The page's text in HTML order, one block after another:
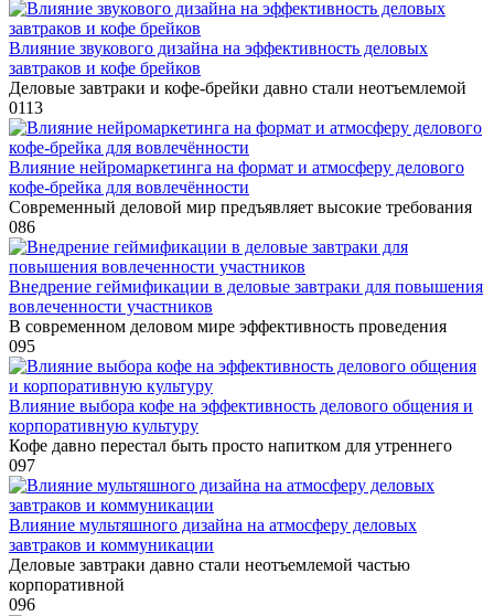
Влияние звукового дизайна на эффективность деловых
завтраков и кофе брейков
Деловые завтраки и кофе-брейки давно стали неотъемлемой
0113
Влияние нейромаркетинга на формат и атмосферу делового
кофе-брейка для вовлечённости
Современный деловой мир предъявляет высокие требования
086
Внедрение геймификации в деловые завтраки для повышения
вовлеченности участников
В современном деловом мире эффективность проведения
095
Влияние выбора кофе на эффективность делового общения и
корпоративную культуру
Кофе давно перестал быть просто напитком для утреннего
097
Влияние мультяшного дизайна на атмосферу деловых
завтраков и коммуникации
Деловые завтраки давно стали неотъемлемой частью
корпоративной
096